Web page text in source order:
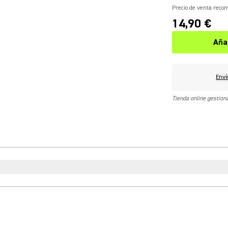
Precio de venta
14,90 €
Tienda online